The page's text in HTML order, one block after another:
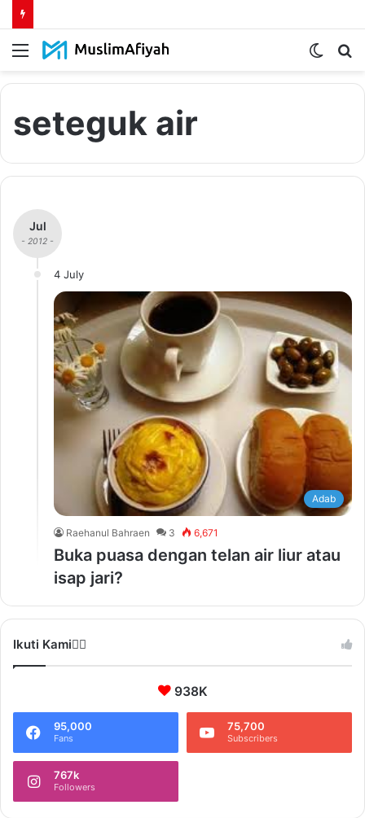
Menu
Switch
seteguk air
Jul
- 2012 -
4 July
Adab
Raehanul Bahraen 3 6,671
Buka puasa dengan telan air liur atau
isap jari?
Ikuti Kami❤️‍🔥
938K
95,000
Fans
75,700
Subscribers
767k
Followers